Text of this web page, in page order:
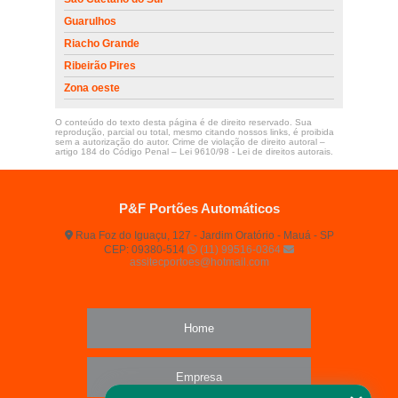
Guarulhos
Riacho Grande
Ribeirão Pires
Zona oeste
O conteúdo do texto desta página é de direito reservado. Sua
reprodução, parcial ou total, mesmo citando nossos links, é proibida
sem a autorização do autor. Crime de violação de direito autoral –
artigo 184 do Código Penal – Lei 9610/98 - Lei de direitos autorais.
P&F Portões Automáticos
Rua Foz do Iguaçu, 127 - Jardim Oratório - Mauá - SP
CEP: 09380-514
(11) 99516-0364
assitecportoes@hotmail.com
Home
Empresa